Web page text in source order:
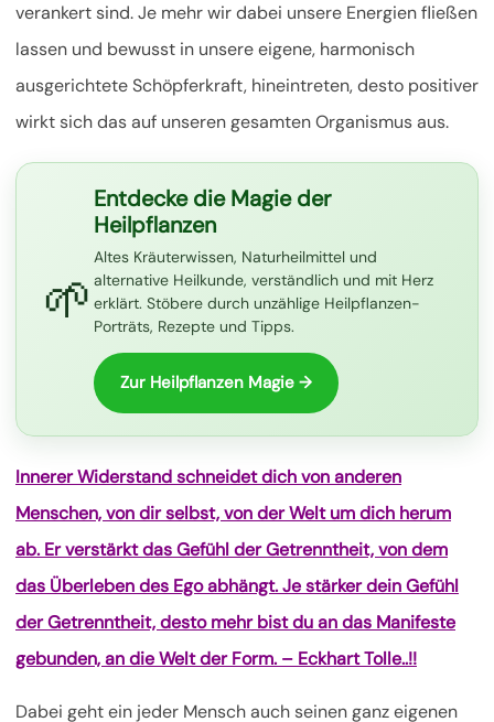
verankert sind. Je mehr wir dabei unsere Energien fließen
lassen und bewusst in unsere eigene, harmonisch
ausgerichtete Schöpferkraft, hineintreten, desto positiver
wirkt sich das auf unseren gesamten Organismus aus.
🌱
Entdecke die Magie der
Heilpflanzen
Altes Kräuterwissen, Naturheilmittel und
alternative Heilkunde, verständlich und mit Herz
erklärt. Stöbere durch unzählige Heilpflanzen-
Porträts, Rezepte und Tipps.
Zur Heilpflanzen Magie →
Innerer Widerstand schneidet dich von anderen
Menschen, von dir selbst, von der Welt um dich herum
ab. Er verstärkt das Gefühl der Getrenntheit, von dem
das Überleben des Ego abhängt. Je stärker dein Gefühl
der Getrenntheit, desto mehr bist du an das Manifeste
gebunden, an die Welt der Form. – Eckhart Tolle..!!
Dabei geht ein jeder Mensch auch seinen ganz eigenen